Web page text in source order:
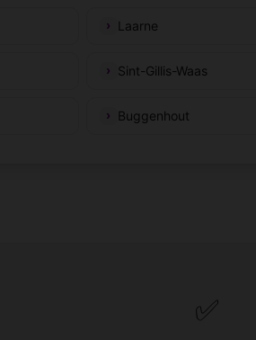
Laarne
Sint-Gillis-Waas
Buggenhout
✅